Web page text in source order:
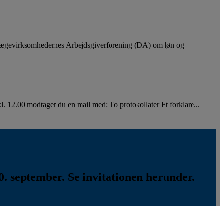
Arbejdsgiverforening (DA) om løn og
12.00 modtager du en mail med: To protokollater Et forklare...
september. Se invitationen herunder.